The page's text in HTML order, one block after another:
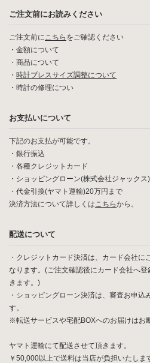
ご注文前にお読みください
ご注文前にこちら をご確認ください
・ 金額について
・ 商品について
・ 時計ブレスサイズ調整について
・ 時計の修理につい
お支払いについて
下記のお支払が可能です。
・銀行振込
・各種クレジットカード
・ショッピングローン(株式会社ジャックス)
・代金引換(ヤマト運輸)20万円まで
決済方法について詳しくはこちらから。
配送について
・クレジットカード決済は、カード会社に
なります。(ご注文確認後にカード会社へ
きます。)
・ショッピングローン決済は、審査お申込
す。
※転送サービスや宅配BOXへのお届けはお
ヤマト運輸にて配送させて頂きます。
￥50,000以上で送料は当店が負担いたしま